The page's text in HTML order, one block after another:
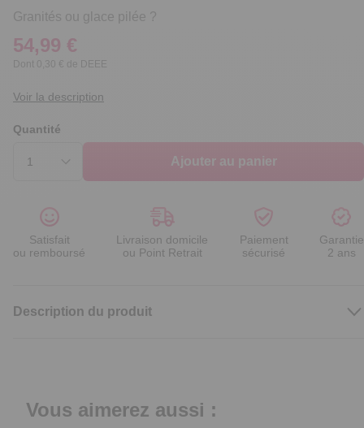
Granités ou glace pilée ?
54,99 €
Dont 0,30 € de DEEE
Voir la description
Quantité
Ajouter au panier
Satisfait
ou remboursé
Livraison domicile
ou Point Retrait
Paiement
sécurisé
Garantie
2 ans
Description du produit
Vous aimerez aussi :